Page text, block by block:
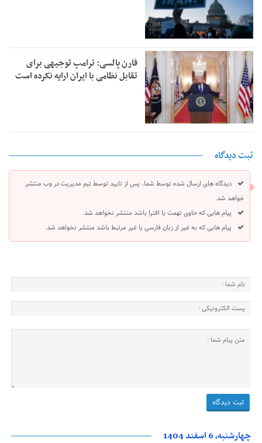
فارن پالسی: ترامپ توجیهی برای
تقابل نظامی با ایران ارایه نکرده است
ثبت دیدگاه
دیدگاه های ارسال شده توسط شما، پس از تایید توسط تیم مدیریت در وب منتشر
خواهد شد.
پیام هایی که حاوی تهمت یا افترا باشد منتشر نخواهد شد.
پیام هایی که به غیر از زبان فارسی یا غیر مرتبط باشد منتشر نخواهد شد.
چهارشنبه، 6 اسفند 1404